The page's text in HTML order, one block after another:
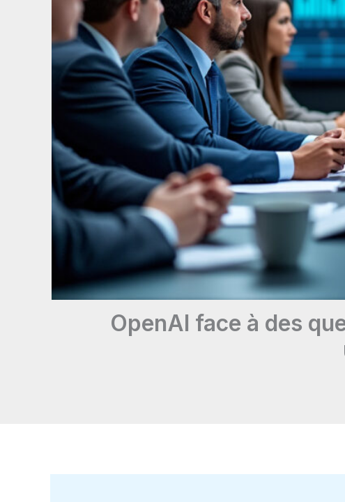
OpenAI face à des